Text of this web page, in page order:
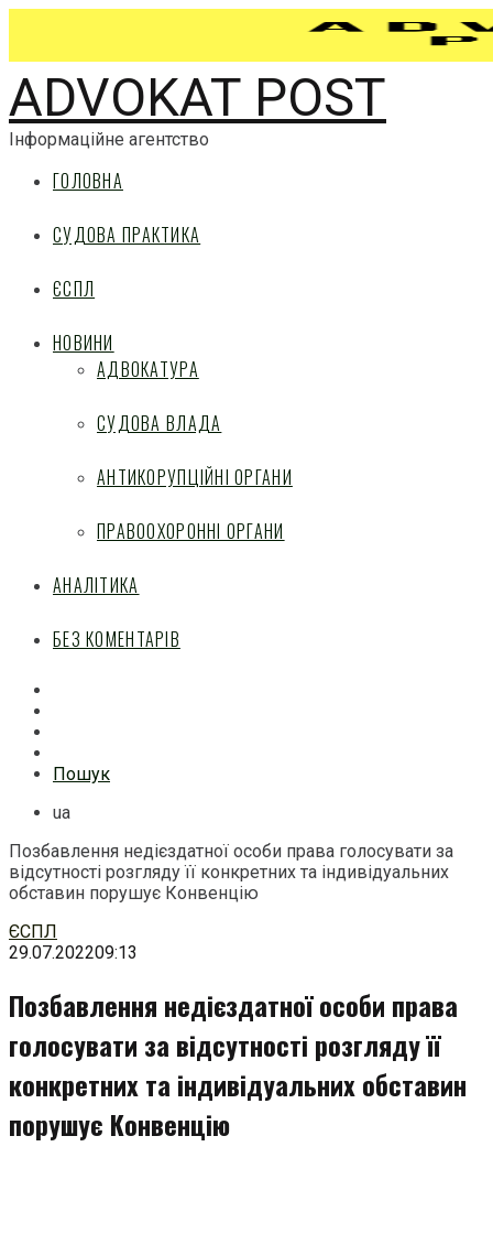
ADVOKAT POST
Інформаційне агентство
ГОЛОВНА
СУДОВА ПРАКТИКА
ЄСПЛ
НОВИНИ
АДВОКАТУРА
СУДОВА ВЛАДА
АНТИКОРУПЦІЙНІ ОРГАНИ
ПРАВООХОРОННІ ОРГАНИ
АНАЛІТИКА
БЕЗ КОМЕНТАРІВ
Пошук
ua
Позбавлення недієздатної особи права голосувати за
відсутності розгляду її конкретних та індивідуальних
обставин порушує Конвенцію
Перейти
до
ЄСПЛ
29.07.202209:13
Позбавлення недієздатної особи права
голосувати за відсутності розгляду її
конкретних та індивідуальних обставин
порушує Конвенцію